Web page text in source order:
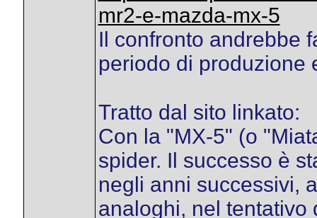
mr2-e-mazda-mx-5
Il confronto andrebbe
periodo di produzione
Tratto dal sito linkato:
Con la "MX-5" (o
spider. Il successo è
negli anni successivi,
analoghi, nel tentativo